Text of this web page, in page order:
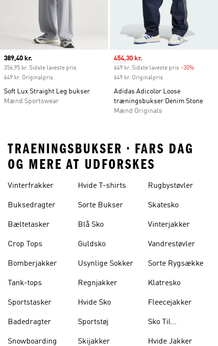
Current price
389,40 kr.
356,95 kr. Sidste laveste pris
649 kr. Originalpris
Soft Lux Straight Leg bukser
Mænd Sportswear
Sale price
454,30 kr.
649 kr. Sidste laveste pris -30%
649 kr. Originalpris
Adidas Adicolor Loose
træningsbukser Denim Stone
Mænd Originals
TRAENINGSBUKSER • FARS DAG
OG MERE AT UDFORSKES
Vinterfrakker
Buksedragter
Bæltetasker
Crop Tops
Bomberjakker
Tank-tops
Sportstasker
Badedragter
Snowboarding
Hvide T-shirts
Sorte Bukser
Blå Sko
Guldsko
Usynlige Sokker
Regnjakker
Hvide Sko
Sportstøj
Skijakker
Rugbystøvler
Skatesko
Vinterjakker
Vandrestøvler
Sorte Rygsække
Klatresko
Fleecejakker
Sko Til
Hvide Jakker